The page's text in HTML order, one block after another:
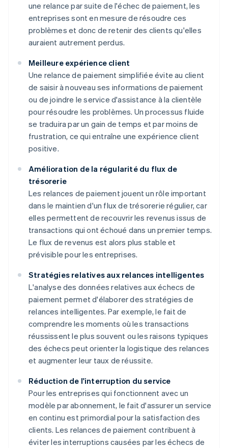
une relance par suite de l'échec de paiement, les
entreprises sont en mesure de résoudre ces
problèmes et donc de retenir des clients qu'elles
auraient autrement perdus.
Meilleure expérience client
Une relance de paiement simplifiée évite au client
de saisir à nouveau ses informations de paiement
ou de joindre le service d'assistance à la clientèle
pour résoudre les problèmes. Un processus fluide
se traduira par un gain de temps et par moins de
frustration, ce qui entraîne une expérience client
positive.
Amélioration de la régularité du flux de
trésorerie
Les relances de paiement jouent un rôle important
dans le maintien d'un flux de trésorerie régulier, car
elles permettent de recouvrir les revenus issus de
transactions qui ont échoué dans un premier temps.
Le flux de revenus est alors plus stable et
prévisible pour les entreprises.
Stratégies relatives aux relances intelligentes
L'analyse des données relatives aux échecs de
paiement permet d'élaborer des stratégies de
relances intelligentes. Par exemple, le fait de
comprendre les moments où les transactions
réussissent le plus souvent ou les raisons typiques
des échecs peut orienter la logistique des relances
et augmenter leur taux de réussite.
Réduction de l'interruption du service
Pour les entreprises qui fonctionnent avec un
modèle par abonnement, le fait d'assurer un service
en continu est primordial pour la satisfaction des
clients. Les relances de paiement contribuent à
éviter les interruptions causées par les échecs de